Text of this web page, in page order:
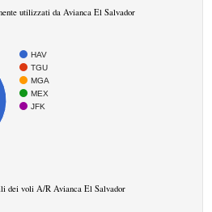
utilizzati da Avianca El Salvador
HAV
TGU
MGA
MEX
JFK
dei voli A/R Avianca El Salvador